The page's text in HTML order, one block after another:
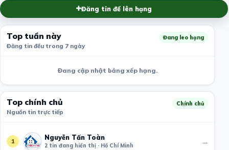
Đăng tin để lên hạng
Top tuần này
Đăng tin đều trong 7 ngày
Đang leo hạng
Đang cập nhật bảng xếp hạng.
Top chính chủ
Nguồn tin trực tiếp
Chính chủ
1 Nguyễn Tấn Toàn
2 tin đang hiển thị · Hồ Chí Minh →